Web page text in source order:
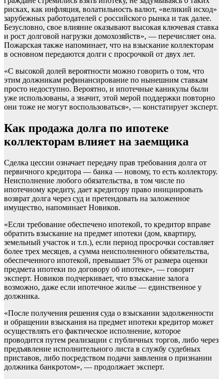
рисках, как инфляция, волатильность валют, «великий исход»
зарубежных работодателей с российского рынка и так далее.
Безусловно, свое влияние оказывают высокая ключевая ставка
и рост долговой нагрузки домохозяйств», — перечисляет она.
Пожарская также напоминает, что на взыскание коллекторам
в основном передаются долги с просрочкой от двух лет.
«С высокой долей вероятности можно говорить о том, что
этим должникам рефинансирование по нынешним ставкам
просто недоступно. Вероятно, и ипотечные каникулы были
уже использованы, а значит, этой мерой поддержки повторно
они тоже не могут воспользоваться», — констатирует эксперт.
Как продажа долга по ипотеке
коллекторам влияет на заемщика
Сделка цессии означает передачу прав требования долга от
первичного кредитора — банка — новому, то есть коллектору.
Неисполнение любого обязательства, в том числе по
ипотечному кредиту, дает кредитору право инициировать
возврат долга через суд и претендовать на заложенное
имущество, напоминает Новиков.
«Если требование обеспечено ипотекой, то кредитор вправе
обратить взыскание на предмет ипотеки (дом, квартиру,
земельный участок и т.п.), если период просрочки составляет
более трех месяцев, а сумма неисполненного обязательства,
обеспеченного ипотекой, превышает 5% от размера оценки
предмета ипотеки по договору об ипотеке», — говорит
эксперт. Новиков подчеркивает, что взыскание залога
возможно, даже если ипотечное жилье — единственное у
должника.
«После получения решения суда о взыскании задолженности
и обращении взыскания на предмет ипотеки кредитор может
осуществлять его фактическое исполнение, которое
проводится путем реализации с публичных торгов, либо через
предъявление исполнительного листа в службу судебных
приставов, либо посредством подачи заявления о признании
должника банкротом», — продолжает эксперт.